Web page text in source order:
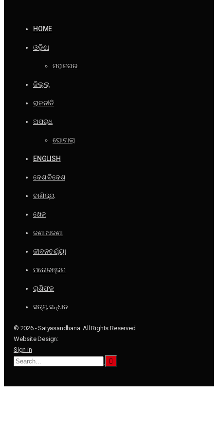
HOME
ଓଡ଼ିଶା
ମହାନଗର
ଜିଲ୍ଲା
ରାଜନୀତି
ଅପରାଧ
ଘୋଟାଲା
ENGLISH
ଦେଶ ବିଦେଶ
ବାଣିଜ୍ୟ
ଖେଳ
ଜଣା ଅଜଣା
ଜୀବନଚର୍ଯ୍ୟା
ମନୋରଞ୍ଜନ
ରାଶିଫଳ
ସତ୍ୟ ସନ୍ଧାନ
© 2026 - Satyasandhana. All Rights Reserved.
Website Design:
Sign in